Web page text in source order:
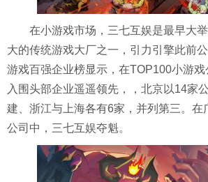
在小游戏市场，三七互娱是最早大
大的传统游戏大厂之一，引力引擎此前
游戏百强企业榜显示，在TOP100小游
入围头部企业遥遥领先，，北京以14家
建、浙江与上海各有6家，并列第三。在
公司中，三七互娱夺魁。